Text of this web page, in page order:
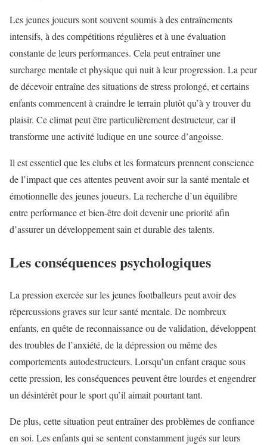
Les jeunes joueurs sont souvent soumis à des entraînements
intensifs, à des compétitions régulières et à une évaluation
constante de leurs performances. Cela peut entraîner une
surcharge mentale et physique qui nuit à leur progression. La peur
de décevoir entraîne des situations de stress prolongé, et certains
enfants commencent à craindre le terrain plutôt qu’à y trouver du
plaisir. Ce climat peut être particulièrement destructeur, car il
transforme une activité ludique en une source d’angoisse.
Il est essentiel que les clubs et les formateurs prennent conscience
de l’impact que ces attentes peuvent avoir sur la santé mentale et
émotionnelle des jeunes joueurs. La recherche d’un équilibre
entre performance et bien-être doit devenir une priorité afin
d’assurer un développement sain et durable des talents.
Les conséquences psychologiques
La pression exercée sur les jeunes footballeurs peut avoir des
répercussions graves sur leur santé mentale. De nombreux
enfants, en quête de reconnaissance ou de validation, développent
des troubles de l’anxiété, de la dépression ou même des
comportements autodestructeurs. Lorsqu’un enfant craque sous
cette pression, les conséquences peuvent être lourdes et engendrer
un désintérêt pour le sport qu’il aimait pourtant tant.
De plus, cette situation peut entraîner des problèmes de confiance
en soi. Les enfants qui se sentent constamment jugés sur leurs